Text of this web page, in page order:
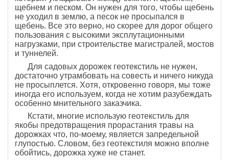
щебнем и песком. Он нужен для того, чтобы щебень
не уходил в землю, а песок не просыпался в
щебень. Все это верно, но скорее для дорог общего
пользования с высокими эксплутационными
нагрузками, при строительстве магистралей, мостов
и туннелей.
Для садовых дорожек геотекстиль не нужен,
достаточно утрамбовать на совесть и ничего никуда
не просыплется. Хотя, откровенно говоря, мы тоже
иногда его используем, когда не хотим разубеждать
особенно мнительного заказчика.
Кстати, многие использую геотекстиль для
якобы предотвращения прорастания травы на
дорожках что, по-моему, является запредельной
глупостью. Словом, без геотекстиля можно вполне
обойтись, дорожка хуже не станет.